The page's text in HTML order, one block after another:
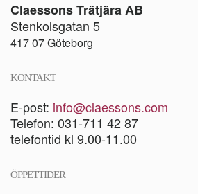
Claessons Trätjära AB
Stenkolsgatan 5
417 07 Göteborg
KONTAKT
E-post: info@claessons.com
Telefon: 031-711 42 87
telefontid kl 9.00-11.00
ÖPPETTIDER